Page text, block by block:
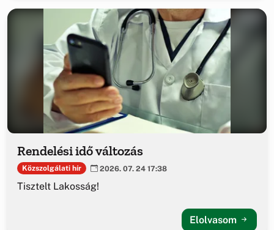
Rendelési idő változás
Közszolgálati hír 2026. 07. 24 17:38
Tisztelt Lakosság!
Elolvasom